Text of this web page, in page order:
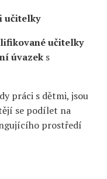
učitelky
učitelky
úvazek s
práci s dětmi, jsou
se podílet na
prostředí